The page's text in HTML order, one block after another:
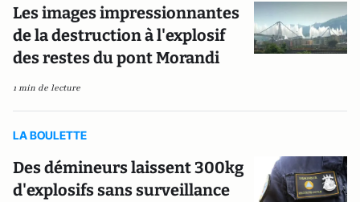
Les images impressionnantes
de la destruction à l'explosif
des restes du pont Morandi
1 min de lecture
LA BOULETTE
Des démineurs laissent 300kg
d'explosifs sans surveillance